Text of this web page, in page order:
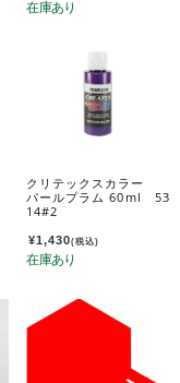
クリテックスカラー
パールプラム 60ml 53
14#2
¥1,430(税込)